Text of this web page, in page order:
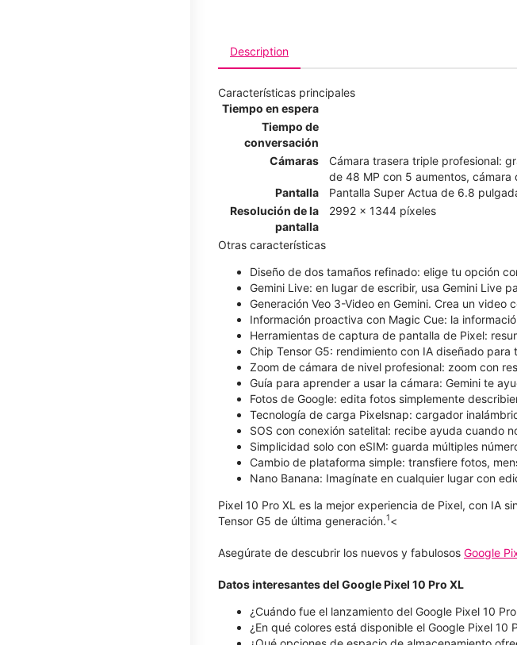
Description
Características principales
Tiempo en espera
Tiempo de
conversación
Cámaras
Cámara trasera triple profesional:
de 48 MP con 5 aumentos,
Pantalla
Pantalla Super Actua de 6.8
Resolución de la
pantalla
2992 x 1344 píxeles
Otras características
Diseño de dos tamaños refinado: elige tu opción
Gemini Live: en lugar de escribir, usa Gemini Live
Generación Veo 3-Video en Gemini. Crea un
Información proactiva con Magic Cue: la
Herramientas de captura de pantalla de Pixel:
Chip Tensor G5: rendimiento con IA diseñado para
Zoom de cámara de nivel profesional: zoom con
Guía para aprender a usar la cámara: Gemini te
Fotos de Google: edita fotos simplemente
Tecnología de carga Pixelsnap: cargador
SOS con conexión satelital: recibe ayuda cuando
Simplicidad solo con eSIM: guarda múltiples
Cambio de plataforma simple: transfiere fotos,
Nano Banana: Imagínate en cualquier lugar con
Pixel 10 Pro XL es la mejor experiencia de Pixel, con IA
Tensor G5 de última generación.1<
Asegúrate de descubrir los nuevos y fabulosos Google
Datos interesantes del Google Pixel 10 Pro XL
¿Cuándo fue el lanzamiento del Google Pixel 10
¿En qué colores está disponible el Google Pixel 10